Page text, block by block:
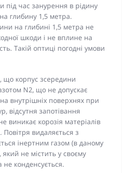
під час занурення в рідину
глибину 1,5 метра.
на глибині 1,5 метра не
шкоди і не вплине на
Такій оптиці погодні умови
що корпус зсередини
N2, що не допускає
внутрішніх поверхнях при
відсутня запотівання
виникає корозія матеріалів
видаляється з
інертним газом (в даному
не містить у своєму
не конденсується.